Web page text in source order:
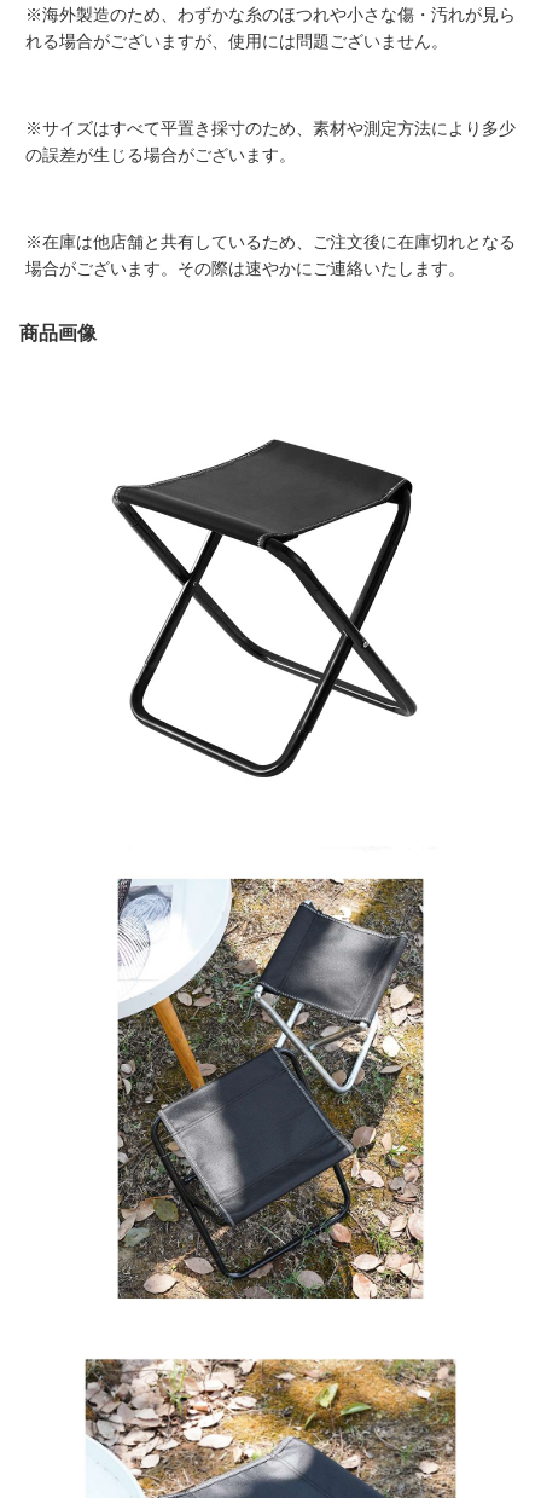
※海外製造のため、わずかな糸のほつれや小さな傷・汚れが見ら
れる場合がございますが、使用には問題ございません。
※サイズはすべて平置き採寸のため、素材や測定方法により多少
の誤差が生じる場合がございます。
※在庫は他店舗と共有しているため、ご注文後に在庫切れとなる
場合がございます。その際は速やかにご連絡いたします。
商品画像